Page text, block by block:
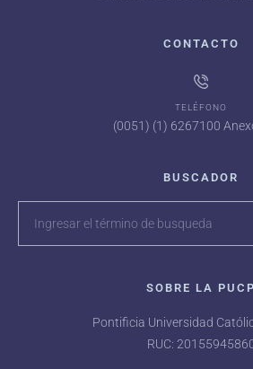
CONTACTO
TELÉFONO
(0051) (1) 6267100
BUSCADOR
SOBRE LA PUCP
Pontificia Universidad
RUC: